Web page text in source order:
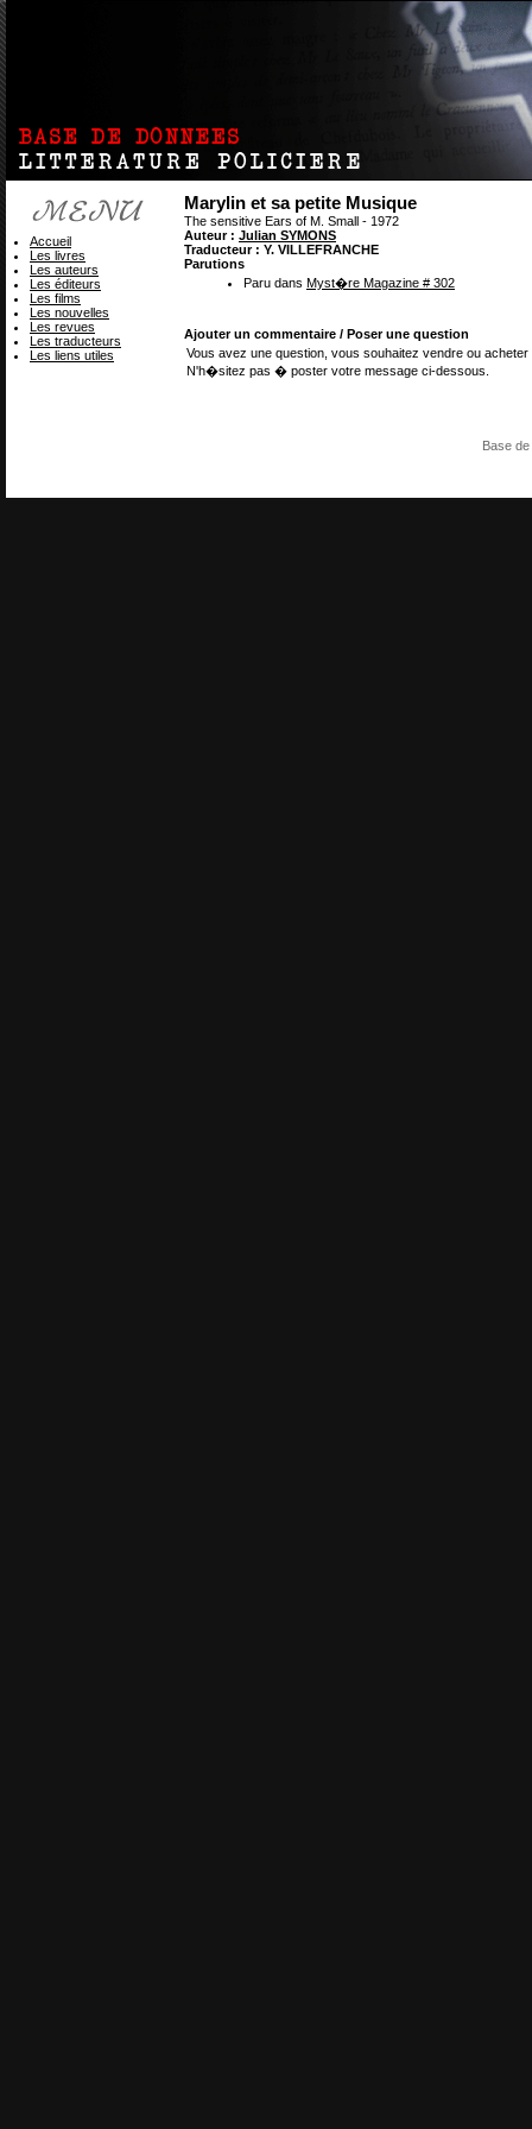
Marylin et sa petite Musique
The sensitive Ears of M. Small - 1972
Auteur : Julian SYMONS
Traducteur : Y. VILLEFRANCHE
Parutions
Paru dans Myst�re Magazine # 302
Ajouter un commentaire / Poser une question
Vous avez une question, vous souhaitez vendre ou
N'h�sitez pas � poster votre message ci-dessous.
Accueil
Les livres
Les auteurs
Les éditeurs
Les films
Les nouvelles
Les revues
Les traducteurs
Les liens utiles
Base